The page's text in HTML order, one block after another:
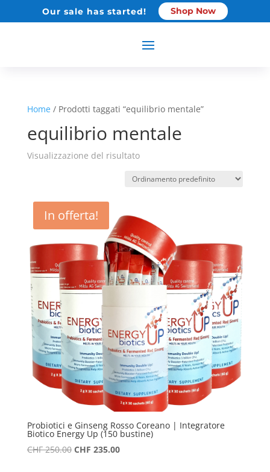
Our sale has started! Shop Now
Home/ Prodotti taggati “equilibrio mentale”
equilibrio mentale
Visualizzazione del risultato
In offerta!
Probiotici e Ginseng Rosso Coreano | Integratore
Biotico Energy Up (150 bustine)
CHF250.00 Il
CHF 235.00Il